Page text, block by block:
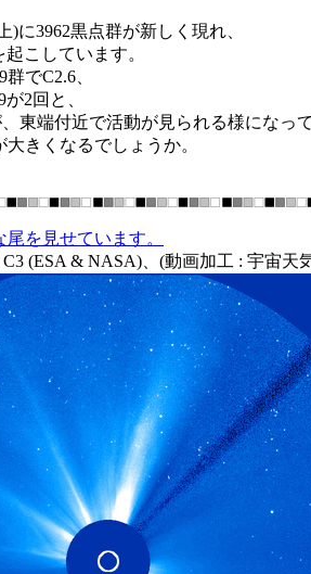
)に3962黒点群が新しく現れ、
こしています。
でC2.6、
2回と、
東端付近で活動が見られる様になって
きくなるでしょうか。
を見せています。
(ESA & NASA)、(動画加工 : 宇宙天